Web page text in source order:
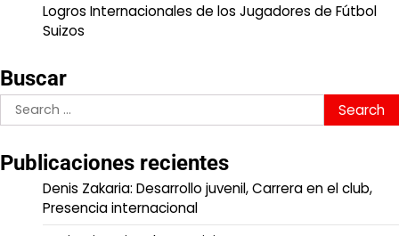
Logros Internacionales de los Jugadores de Fútbol
Suizos
Buscar
Search
for:
Publicaciones recientes
Denis Zakaria: Desarrollo juvenil, Carrera en el club,
Presencia internacional